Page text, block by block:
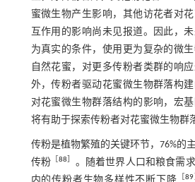
蜜微生物产生影响，其他访花者对
互作用的影响尚未见报道。因此，
为真实的条件，使用更为复杂的微
自然花蜜，对更多传粉者类群的响
外，传粉者驱动花蜜微生物群落构
对花蜜微生物群落结构的影响，宏
将有助于探索传粉者对花蜜微生物群
传粉是植物繁殖的关键环节，76%的
传粉［88
。随着世界人口和粮食需
［89